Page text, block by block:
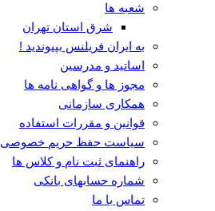
شعبه ها
شرق استان تهران
به ایران فریلنس بپیوندید !
اساتید و مدرسین
مجوز ها و گواهی نامه ها
همکاری سازمانی
قوانین و مقررات استفاده
سیاست حفظ حریم خصوصی
راهنمای ثبت نام و کلاس ها
شماره حسابهای بانکی
تماس با ما